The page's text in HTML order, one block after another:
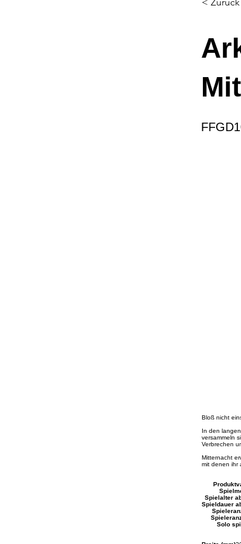
Bloß nicht
In den
versammeln
Verbrechen
Mitternacht
mit denen ihr
Spielalter
Spieldauer
Solo